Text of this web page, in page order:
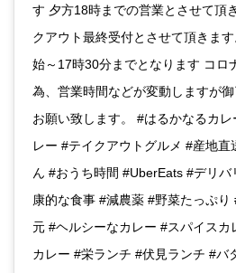
す 夕方18時までの営業とさせて頂
クアウト最終受付とさせて頂きま
始～17時30分までとなります コロ
為、営業時間などが変動しますが
お願い致します。 #はるかなるカ
レー #テイクアウトグルメ #産地
ん #おうち時間 #UberEats #デリ
康的な食事 #減農薬 #野菜たっぷり
元 #ヘルシーなカレー #スパイスカ
カレー #栄ランチ #伏見ランチ #バ